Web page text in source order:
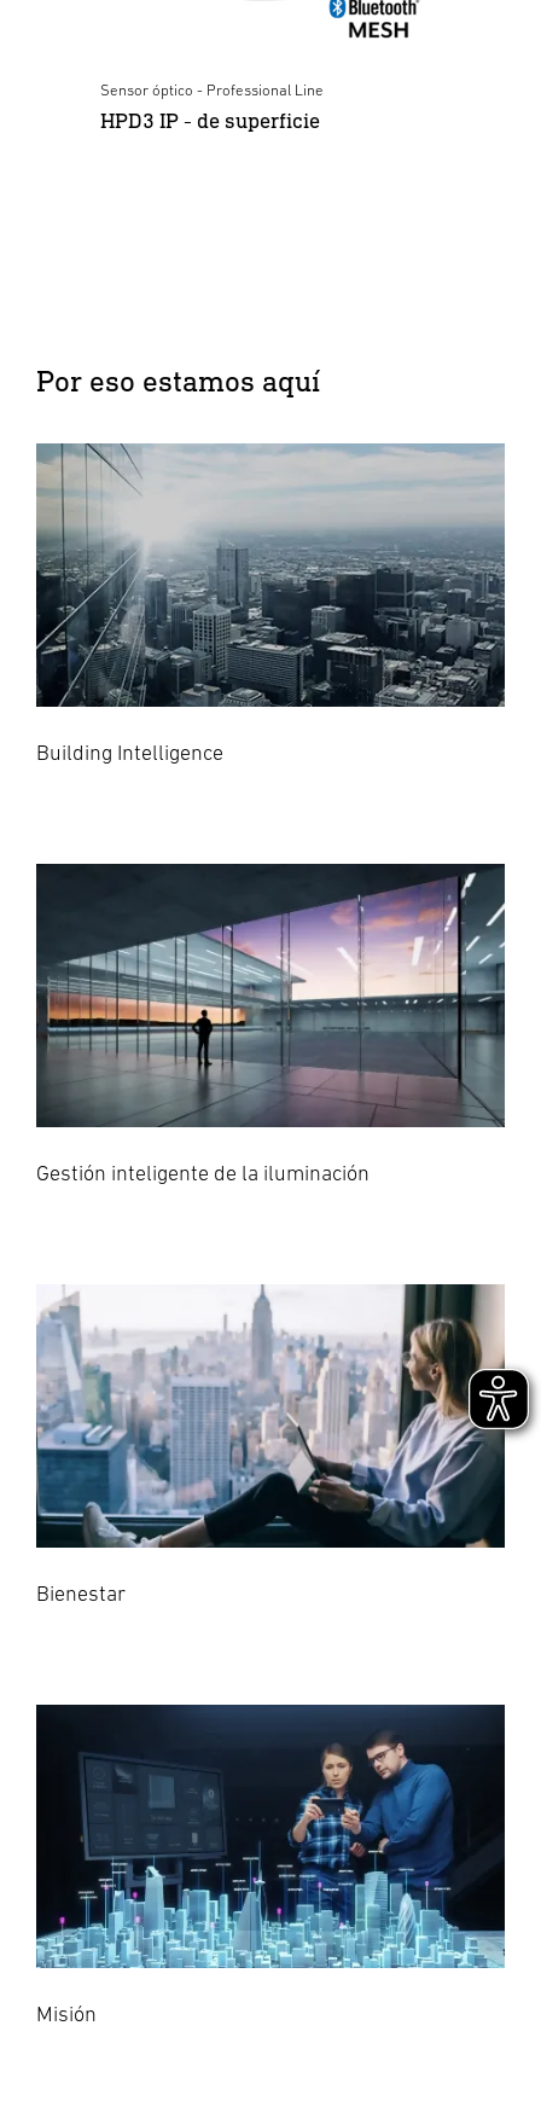
Sensor óptico - Professional Line
HPD3 IP - de superficie
Por eso estamos aquí
Building Intelligence
Gestión inteligente de la iluminación
Bienestar
Misión